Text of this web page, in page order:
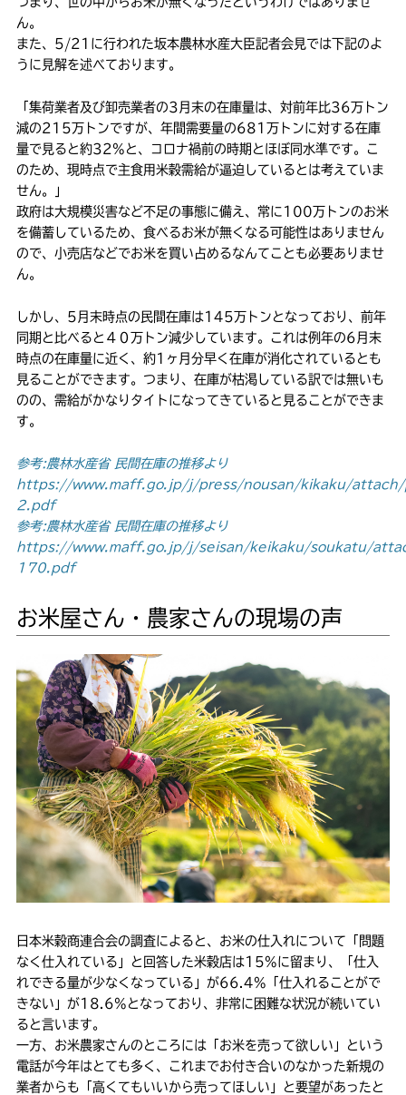
ん。
また、5/21に行われた坂本農林水産大臣記者会見では下記のよ
うに見解を述べております。
「集荷業者及び卸売業者の3月末の在庫量は、対前年比36万トン
減の215万トンですが、年間需要量の681万トンに対する在庫
量で見ると約32%と、コロナ禍前の時期とほぼ同水準です。こ
のため、現時点で主食用米穀需給が逼迫しているとは考えていま
せん。」
政府は大規模災害など不足の事態に備え、常に100万トンのお米
を備蓄しているため、食べるお米が無くなる可能性はありません
ので、小売店などでお米を買い占めるなんてことも必要ありませ
ん。
しかし、5月末時点の民間在庫は145万トンとなっており、前年
同期と比べると４０万トン減少しています。これは例年の6月末
時点の在庫量に近く、約1ヶ月分早く在庫が消化されているとも
見ることができます。つまり、在庫が枯渇している訳では無いも
のの、需給がかなりタイトになってきていると見ることができま
す。
参考:農林水産省 民間在庫の推移より
https://www.maff.go.jp/j/press/nousan/kikaku/
2.pdf
参考:農林水産省 民間在庫の推移より
https://www.maff.go.jp/j/seisan/keikaku/soukatu/
170.pdf
お米屋さん・農家さんの現場の声
日本米穀商連合会の調査によると、お米の仕入れについて「問題
なく仕入れている」と回答した米穀店は15%に留まり、「仕入
れできる量が少なくなっている」が66.4%「仕入れることがで
きない」が18.6%となっており、非常に困難な状況が続いてい
ると言います。
一方、お米農家さんのところには「お米を売って欲しい」という
電話が今年はとても多く、これまでお付き合いのなかった新規の
業者からも「高くてもいいから売ってほしい」と要望があったと